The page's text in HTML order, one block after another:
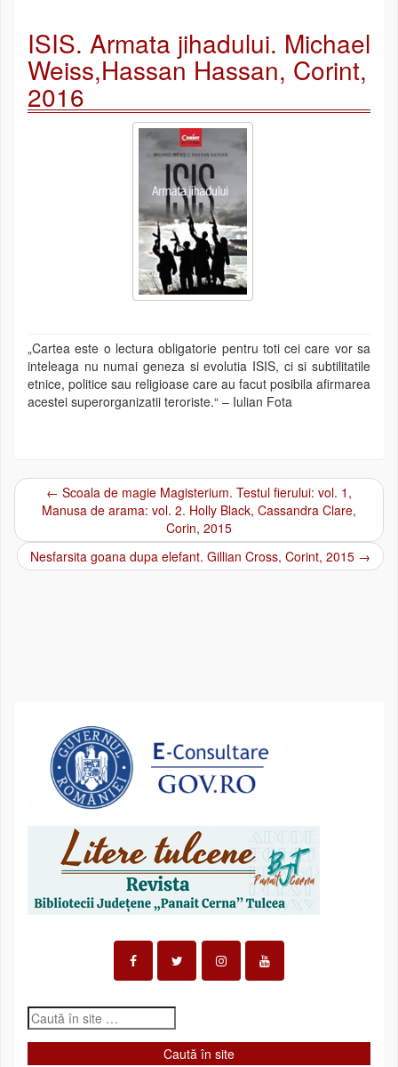
ISIS. Armata jihadului. Michael
Weiss,Hassan Hassan, Corint,
2016
„Cartea este o lectura obligatorie pentru toti cei care vor sa
inteleaga nu numai geneza si evolutia ISIS, ci si subtilitatile
etnice, politice sau religioase care au facut posibila afirmarea
acestei superorganizatii teroriste.“ – Iulian Fota
Post navigation
← Scoala de magie Magisterium. Testul fierului: vol. 1,
Manusa de arama: vol. 2. Holly Black, Cassandra Clare,
Corin, 2015
Nesfarsita goana dupa elefant. Gillian Cross, Corint, 2015 →